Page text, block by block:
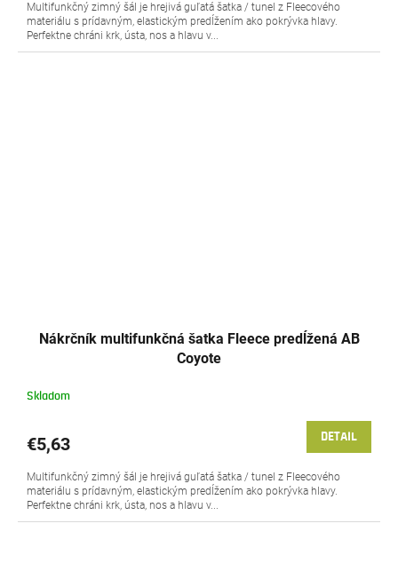
Multifunkčný zimný šál je hrejivá guľatá šatka / tunel z Fleecového
materiálu s prídavným, elastickým predĺžením ako pokrývka hlavy.
Perfektne chráni krk, ústa, nos a hlavu v...
Nákrčník multifunkčná šatka Fleece predĺžená AB
Coyote
Skladom
€5,63 DETAIL
Multifunkčný zimný šál je hrejivá guľatá šatka / tunel z Fleecového
materiálu s prídavným, elastickým predĺžením ako pokrývka hlavy.
Perfektne chráni krk, ústa, nos a hlavu v...